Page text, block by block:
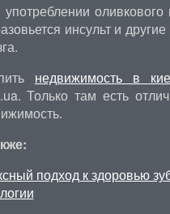
инсульт и
недвижимость в
Только там есть
подход к здоровью